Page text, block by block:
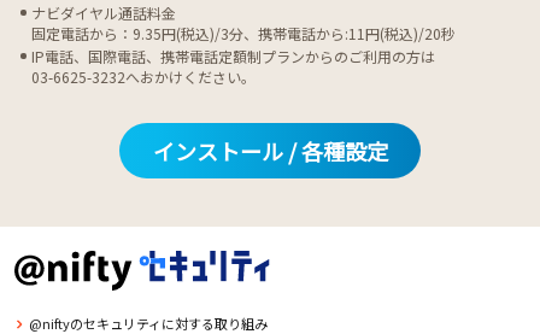
ナビダイヤル通話料金
固定電話から：9.35円(税込)/3分、携帯電話から:11円(税込)/20秒
IP電話、国際電話、携帯電話定額制プランからのご利用の方は
03-6625-3232へおかけください。
インストール / 各種設定
@niftyのセキュリティに対する取り組み